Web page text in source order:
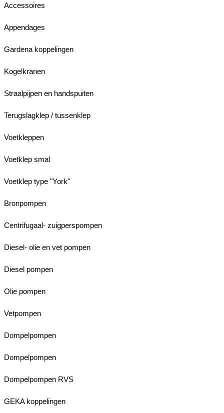
Accessoires
Appendages
Gardena koppelingen
Kogelkranen
Straalpijpen en handspuiten
Terugslagklep / tussenklep
Voetkleppen
Voetklep smal
Voetklep type "York"
Bronpompen
Centrifugaal- zuigperspompen
Diesel- olie en vet pompen
Diesel pompen
Olie pompen
Vetpompen
Dompelpompen
Dompelpompen
Dompelpompen RVS
GEKA koppelingen